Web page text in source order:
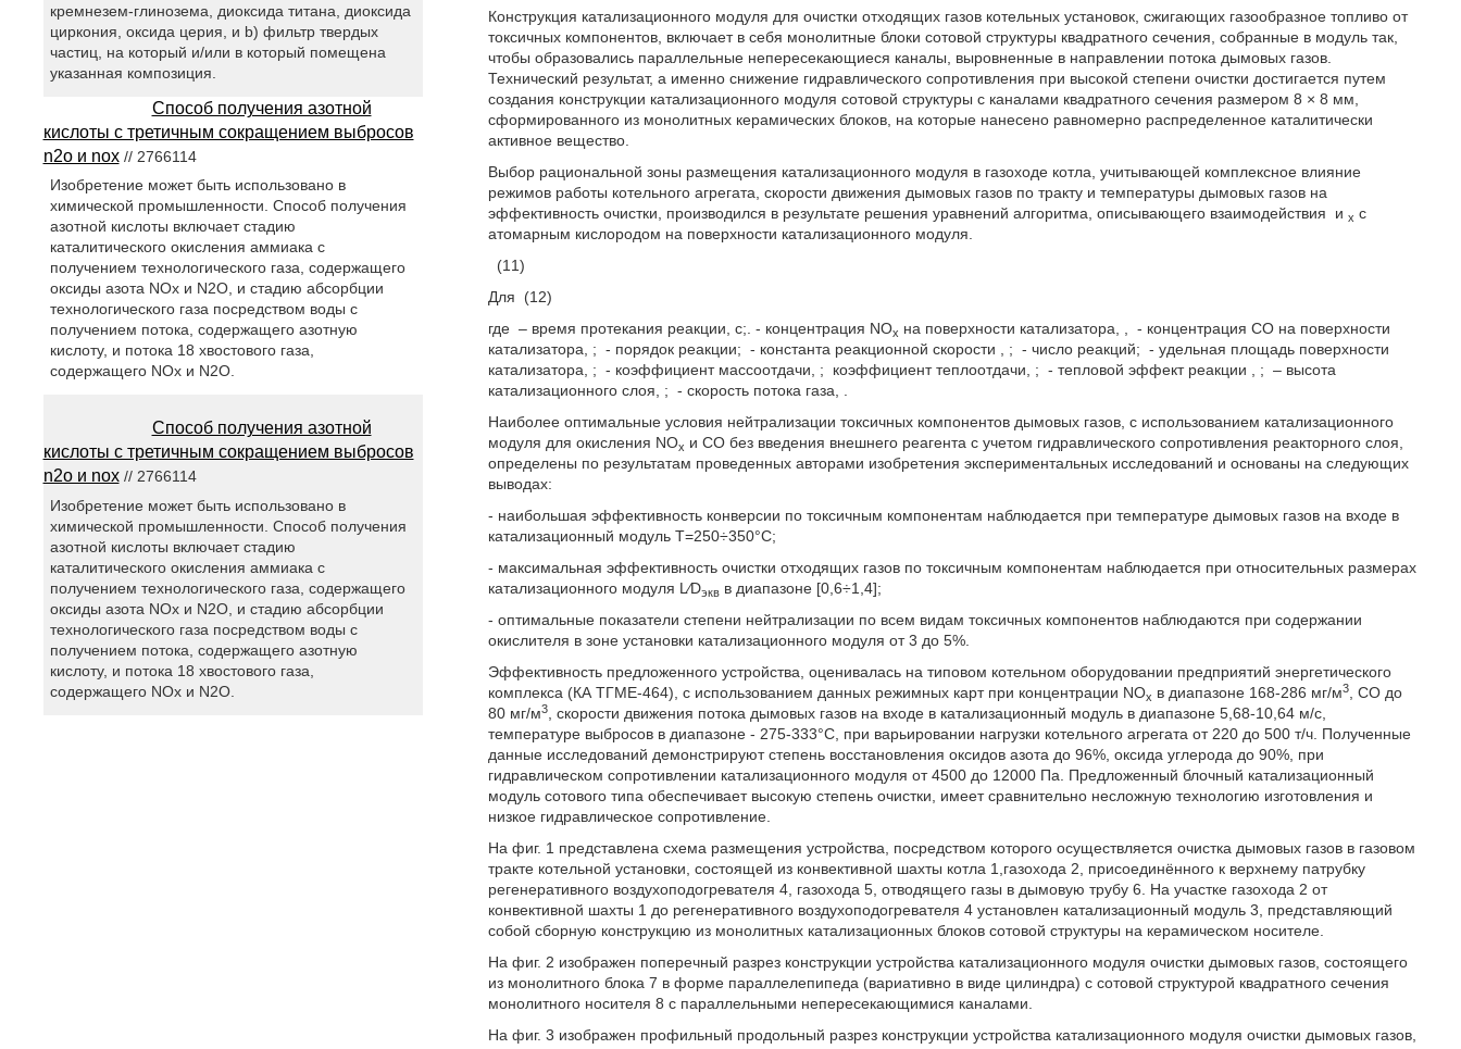
Конструкция катализационного модуля для очистки отходящих газов котельных установок, сжигающих газообразное топливо от
токсичных компонентов, включает в себя монолитные блоки сотовой структуры квадратного сечения, собранные в модуль так,
чтобы образовались параллельные непересекающиеся каналы, выровненные в направлении потока дымовых газов.
Технический результат, а именно снижение гидравлического сопротивления при высокой степени очистки достигается путем
создания конструкции катализационного модуля сотовой структуры с каналами квадратного сечения размером 8 × 8 мм,
сформированного из монолитных керамических блоков, на которые нанесено равномерно распределенное каталитически
активное вещество.
Выбор рациональной зоны размещения катализационного модуля в газоходе котла, учитывающей комплексное влияние
режимов работы котельного агрегата, скорости движения дымовых газов по тракту и температуры дымовых газов на
эффективность очистки, производился в результате решения уравнений алгоритма, описывающего взаимодействия
их с
атомарным кислородом на поверхности катализационного модуля.
(11)
Для
(12)
где – время протекания реакции, с;. - концентрация NOx на поверхности катализатора,
- концентрация СО на поверхности
катализатора, ; - порядок реакции; - константа реакционной скорости ; - число реакций; - удельная площадь поверхности
катализатора, ; - коэффициент массоотдачи, ; коэффициент теплоотдачи, ; - тепловой эффект реакции ; – высота
катализационного слоя, ; - скорость потока газа,
Наиболее оптимальные условия нейтрализации токсичных компонентов дымовых газов, с использованием катализационного
модуля для окисления NOx и СО без введения внешнего реагента с учетом гидравлического сопротивления реакторного слоя,
определены по результатам проведенных авторами изобретения экспериментальных исследований и основаны на следующих
выводах:
- наибольшая эффективность конверсии по токсичным компонентам наблюдается при температуре дымовых газов на входе в
катализационный модуль T=250÷350°C;
- максимальная эффективность очистки отходящих газов по токсичным компонентам наблюдается при относительных размерах
катализационного модуля L⁄Dэкв в диапазоне [0,6÷1,4];
- оптимальные показатели степени нейтрализации по всем видам токсичных компонентов наблюдаются при содержании
окислителя в зоне установки катализационного модуля от 3 до 5%.
Эффективность предложенного устройства, оценивалась на типовом котельном оборудовании предприятий энергетического
комплекса (КА ТГМЕ-464), с использованием данных режимных карт при концентрации NOx в диапазоне 168-286 мг/м3
, СО до
80 мг/м3
, скорости движения потока дымовых газов на входе в катализационный модуль в диапазоне 5,68-10,64 м/с,
температуре выбросов в диапазоне - 275-333°C, при варьировании нагрузки котельного агрегата от 220 до 500 т/ч. Полученные
данные исследований демонстрируют степень восстановления оксидов азота до 96%, оксида углерода до 90%, при
гидравлическом сопротивлении катализационного модуля от 4500 до 12000 Па. Предложенный блочный катализационный
модуль сотового типа обеспечивает высокую степень очистки, имеет сравнительно несложную технологию изготовления и
низкое гидравлическое сопротивление.
На фиг. 1 представлена схема размещения устройства, посредством которого осуществляется очистка дымовых газов в газовом
тракте котельной установки, состоящей из конвективной шахты котла 1,газохода 2, присоединённого к верхнему патрубку
регенеративного воздухоподогревателя 4, газохода 5, отводящего газы в дымовую трубу 6. На участке газохода 2 от
конвективной шахты 1 до регенеративного воздухоподогревателя 4 установлен катализационный модуль 3, представляющий
собой сборную конструкцию из монолитных катализационных блоков сотовой структуры на керамическом носителе.
На фиг. 2 изображен поперечный разрез конструкции устройства катализационного модуля очистки дымовых газов, состоящего
из монолитного блока 7 в форме параллелепипеда (вариативно в виде цилиндра) с сотовой структурой квадратного сечения
монолитного носителя 8 с параллельными непересекающимися каналами.
На фиг. 3 изображен профильный продольный разрез конструкции устройства катализационного модуля очистки дымовых газов,
кремнезем-глинозема, диоксида титана, диоксида
циркония, оксида церия, и b) фильтр твердых
частиц, на который и/или в который помещена
указанная композиция.
Способ получения азотной
кислоты с третичным сокращением выбросов
n2o и nox// 2766114
Изобретение может быть использовано в
химической промышленности. Способ получения
азотной кислоты включает стадию
каталитического окисления аммиака с
получением технологического газа, содержащего
оксиды азота NOx и N2O, и стадию абсорбции
технологического газа посредством воды с
получением потока, содержащего азотную
кислоту, и потока 18 хвостового газа,
содержащего NOx и N2O.
Способ получения азотной
кислоты с третичным сокращением выбросов
n2o и nox// 2766114
Изобретение может быть использовано в
химической промышленности. Способ получения
азотной кислоты включает стадию
каталитического окисления аммиака с
получением технологического газа, содержащего
оксиды азота NOx и N2O, и стадию абсорбции
технологического газа посредством воды с
получением потока, содержащего азотную
кислоту, и потока 18 хвостового газа,
содержащего NOx и N2O.